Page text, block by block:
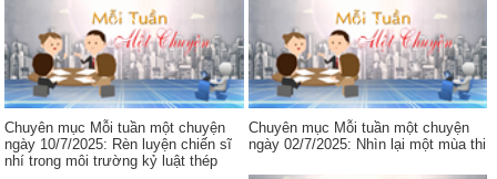
Chuyên mục Mỗi tuần một chuyện
ngày 10/7/2025: Rèn luyện chiến sĩ
nhí trong môi trường kỷ luật thép
Chuyên mục Mỗi tuần một chuyện
ngày 02/7/2025: Nhìn lại một mùa thi